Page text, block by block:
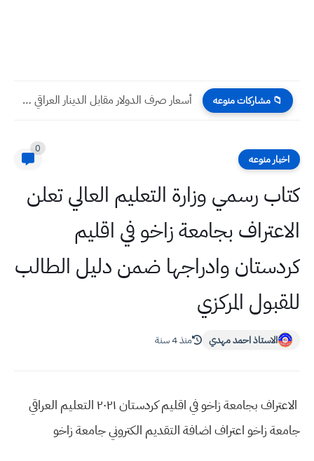
📁 مشاركات منوعه أسعار صرف الدولار مقابل الدينار العراقي اليوم الخميس 13 -...
اخبار منوعه
0
كتاب رسمي وزارة التعليم العالي تعلن
الاعتراف بجامعة زاخو في اقليم
كردستان وادراجها ضمن دليل الطالب
للقبول المركزي
الاستاذ احمد مهدي منذ 4 سنة
الاعتراف بجامعة زاخو في اقليم كردستان ٢٠٢١ التعليم العراقي
جامعة زاخو اعتراف اضافة التقديم الكتروني جامعة زاخو